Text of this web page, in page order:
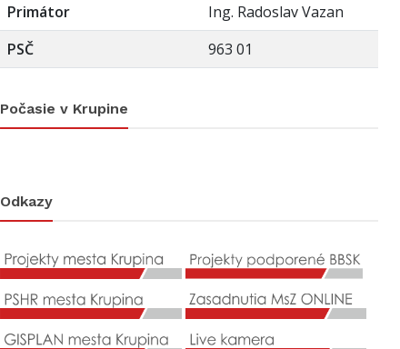
Primátor
Ing. Radoslav Vazan
PSČ
963 01
Počasie v Krupine
Odkazy